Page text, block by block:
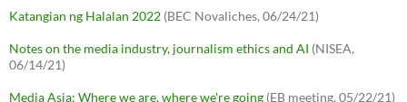
Katangian ng Halalan 2022 (BEC Novaliches, 06/24/21)
Notes on the media industry, journalism ethics and AI (NISEA,
06/14/21)
Media Asia: Where we are, where we're going (EB meeting, 05/22/21)